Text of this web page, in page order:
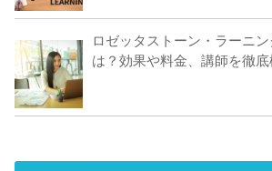
ロゼッタストーン・ラーニ
は？効果や料金、講師を徹底